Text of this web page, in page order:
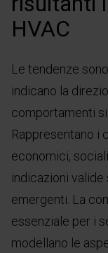
HVAC
Le tendenze
indicano la
comportamenti
Rappresentano i
economici,
indicazioni
emergenti. La
essenziale per i
modellano le